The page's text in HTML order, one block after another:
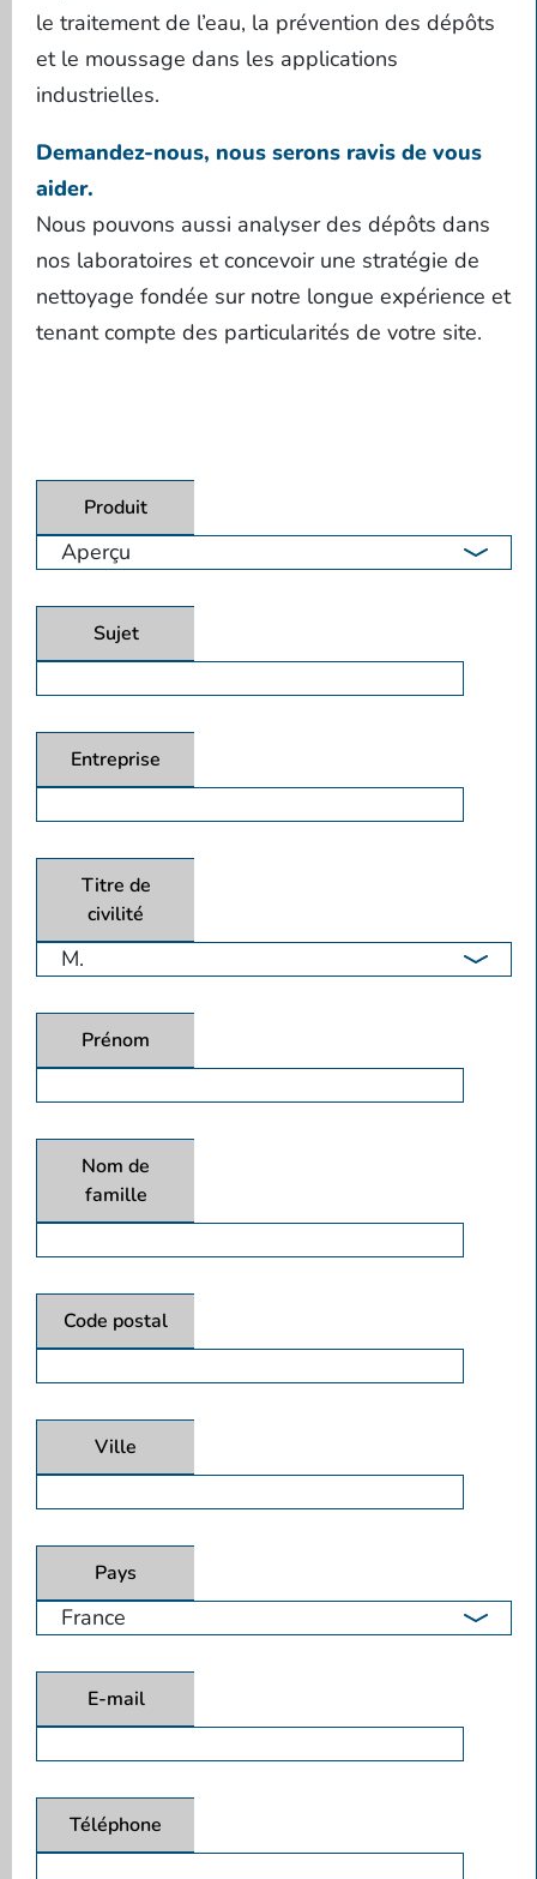
le traitement de l’eau, la prévention des dépôts
et le moussage dans les applications
industrielles.
Demandez-nous, nous serons ravis de vous
aider.
Nous pouvons aussi analyser des dépôts dans
nos laboratoires et concevoir une stratégie de
nettoyage fondée sur notre longue expérience et
tenant compte des particularités de votre site.
Produit
Sujet
Entreprise
Titre de
civilité
Prénom
Nom de
famille
Code postal
Ville
Pays
E-mail
Téléphone